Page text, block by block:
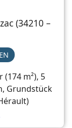
(34210 –
m²), 5
Grundstück